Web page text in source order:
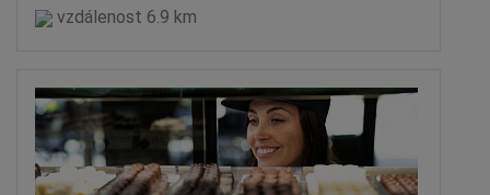
vzdálenost 6.9 km